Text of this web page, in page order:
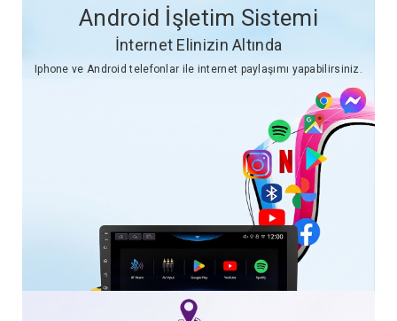
Android İşletim Sistemi
İnternet Elinizin Altında
Iphone ve Android telefonlar ile internet paylaşımı yapabilirsiniz.